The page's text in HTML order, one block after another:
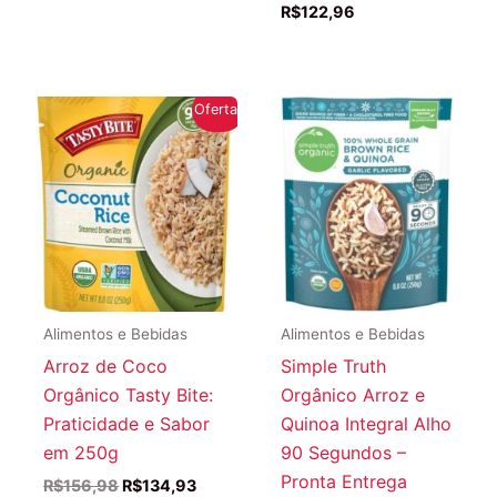
R$122,96
Oferta!
Alimentos e Bebidas
Arroz de Coco
Orgânico Tasty Bite:
Praticidade e Sabor
em 250g
R$156,98 O
R$134,93O
Alimentos e Bebidas
Simple Truth
Orgânico Arroz e
Quinoa Integral Alho
90 Segundos –
Pronta Entrega